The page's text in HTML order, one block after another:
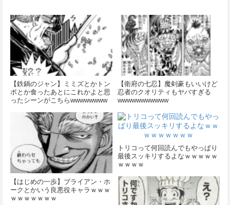
【鉄鍋のジャン】ミミズとかトン
ボとか食ったあとにこれかよと思
ったシーンがこちらwwwwwwww
【衛府の七忍】魔剣豪もいいけど
忍者のクオリティもヤバすぎる
wwwwwwwwwww
【はじめの一歩】ブライアン・ホ
ークとかいう良悪役キャラｗｗｗ
ｗｗｗｗｗｗｗ
トリコって何回読んでもやっぱり
最後スッキリするよなｗｗｗｗｗ
ｗｗｗｗ